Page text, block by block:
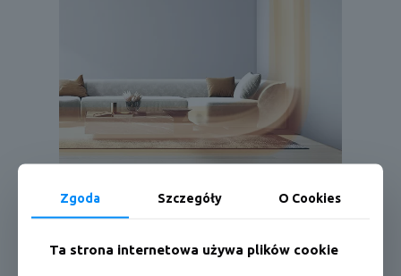
Zgoda Szczegóły O Cookies
Ta strona internetowa używa plików cookie